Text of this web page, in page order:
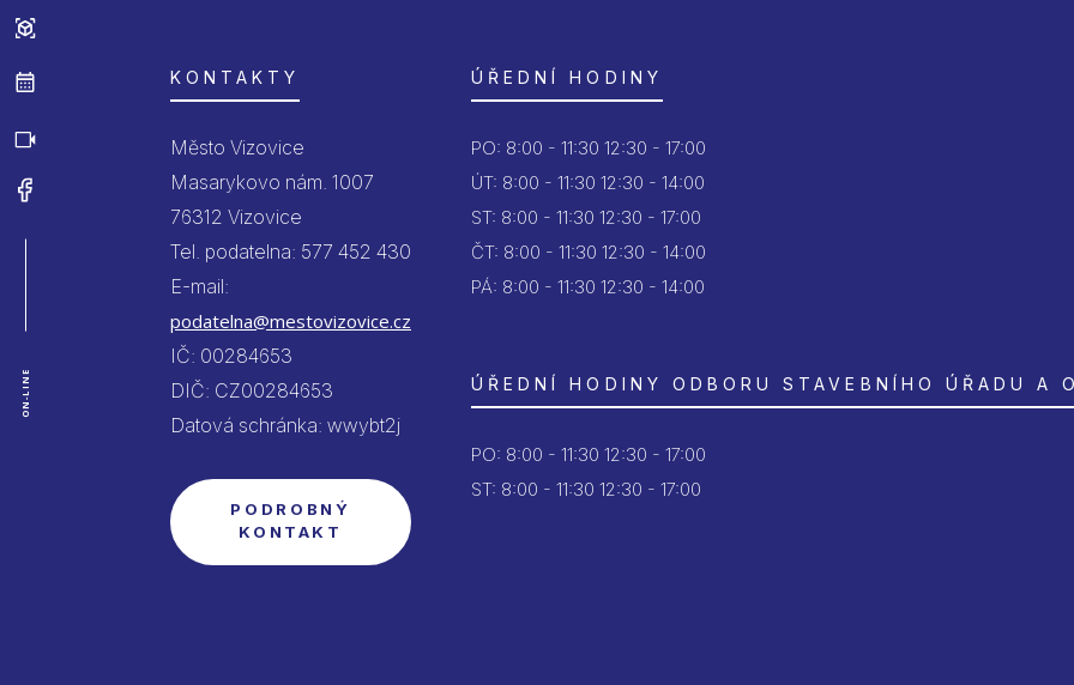
ON-LINE
KONTAKTY
Město Vizovice
Masarykovo nám. 1007
76312 Vizovice
Tel. podatelna: 577 452 430
E-mail:
podatelna@mestovizovice.cz
IČ: 00284653
DIČ: CZ00284653
Datová schránka: wwybt2j
PODROBNÝ
KONTAKT
ÚŘEDNÍ HODINY
PO: 8:00 - 11:30 12:30 - 17:00
ÚT: 8:00 - 11:30 12:30 - 14:00
ST: 8:00 - 11:30 12:30 - 17:00
ČT: 8:00 - 11:30 12:30 - 14:00
PÁ: 8:00 - 11:30 12:30 - 14:00
ÚŘEDNÍ HODINY ODBORU STAVEBNÍHO ÚŘADU A
PO: 8:00 - 11:30 12:30 - 17:00
ST: 8:00 - 11:30 12:30 - 17:00